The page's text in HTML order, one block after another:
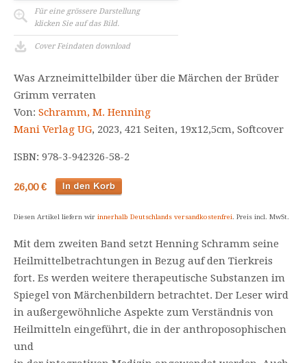
Für eine grössere Darstellung
klicken Sie auf das Bild.
Cover Feindaten download
Was Arzneimittelbilder über die Märchen der Brüder
Grimm verraten
Von: Schramm, M. Henning
Mani Verlag UG, 2023, 421 Seiten, 19x12,5cm, Softcover
ISBN: 978-3-942326-58-2
26,00 €
Diesen Artikel liefern wir innerhalb Deutschlands versandkostenfrei. Preis incl. MwSt.
Mit dem zweiten Band setzt Henning Schramm seine
Heilmittelbetrachtungen in Bezug auf den Tierkreis
fort. Es werden weitere therapeutische Substanzen im
Spiegel von Märchenbildern betrachtet. Der Leser wird
in außergewöhnliche Aspekte zum Verständnis von
Heilmitteln eingeführt, die in der anthroposophischen
und